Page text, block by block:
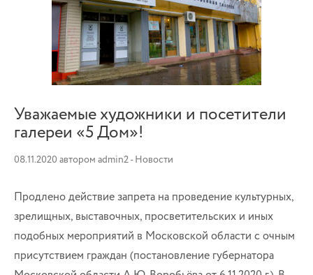
Уважаемые художники и посетители
галереи «5 Дом»!
08.11.2020 автором admin2-Новости
Продлено действие запрета на проведение культурных,
зрелищных, выставочных, просветительских и иных
подобных мероприятий в Московской области с очным
присутствием граждан (постановление губернатора